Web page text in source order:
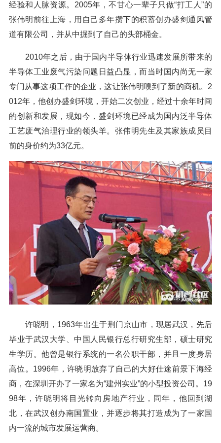
经验和人脉资源。2005年，不甘心一辈子只做“打工人”的
张伟明前往上海，用自己多年攒下的积蓄创办盛剑通风管
道有限公司，并从中掘到了自己的头部桶金。
2010年之后，由于国内半导体行业迅速发展所带来的
半导体工业废气污染问题日益凸显，而当时国内尚无一家
专门从事这项工作的企业，这让张伟明嗅到了新的商机。2
012年，他创办盛剑环境，开始二次创业，经过十余年时间
的创新和发展，现如今，盛剑环境已经成为国内泛半导体
工艺废气治理行业的领头羊。张伟明先生及其家族成员目
前的身价约为33亿元。
许晓明，1963年出生于荆门京山市，现居武汉，先后
毕业于武汉大学、中国人民银行总行研究生部，硕士研究
生学历。他曾是银行系统的一名公职干部，并且一度身居
高位。1996年，许晓明放弃了自己的大好仕途前景下海经
商，在深圳开办了一家名为“建州实业”的小型投资公司。19
98年，许晓明将目光转向房地产行业，同年，他回到湖
北，在武汉创办南国置业，并逐步将其打造成为了一家国
内一流的城市发展运营商。